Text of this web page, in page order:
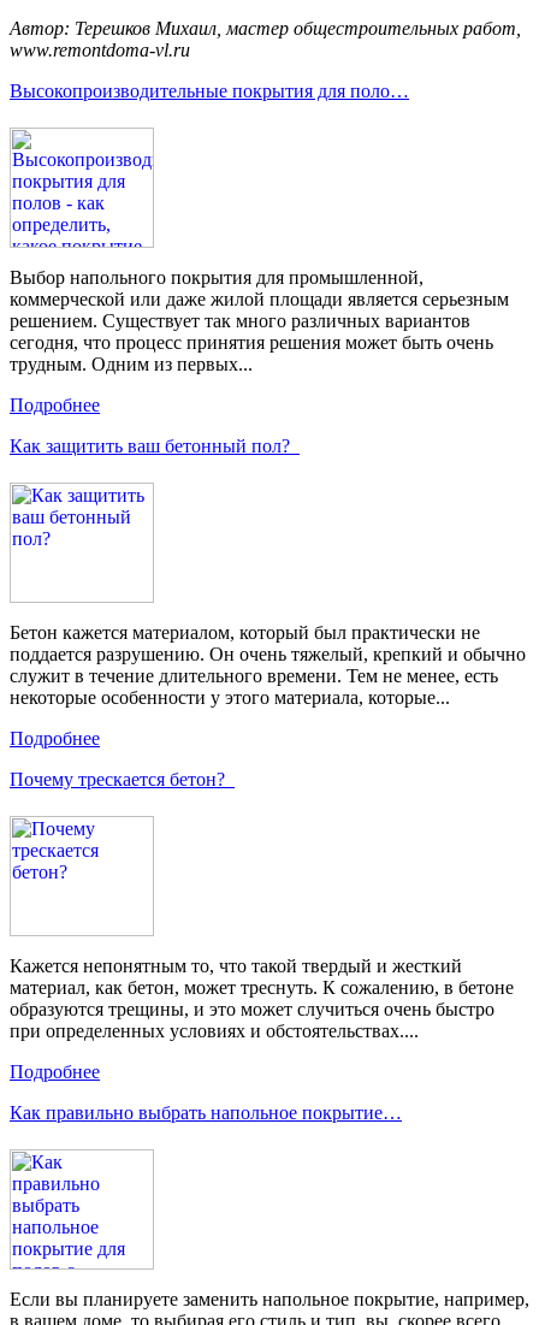
Автор: Терешков Михаил, мастер общестроительных работ,
www.remontdoma-vl.ru
Высокопроизводительные покрытия для поло…
Выбор напольного покрытия для промышленной,
коммерческой или даже жилой площади является серьезным
решением. Существует так много различных вариантов
сегодня, что процесс принятия решения может быть очень
трудным. Одним из первых...
Подробнее
Как защитить ваш бетонный пол?
Бетон кажется материалом, который был практически не
поддается разрушению. Он очень тяжелый, крепкий и обычно
служит в течение длительного времени. Тем не менее, есть
некоторые особенности у этого материала, которые...
Подробнее
Почему трескается бетон?
Кажется непонятным то, что такой твердый и жесткий
материал, как бетон, может треснуть. К сожалению, в бетоне
образуются трещины, и это может случиться очень быстро
при определенных условиях и обстоятельствах....
Подробнее
Как правильно выбрать напольное покрытие…
Если вы планируете заменить напольное покрытие, например,